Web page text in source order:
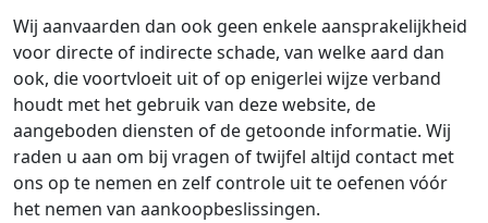
Wij aanvaarden dan ook geen enkele aansprakelijkheid
voor directe of indirecte schade, van welke aard dan
ook, die voortvloeit uit of op enigerlei wijze verband
houdt met het gebruik van deze website, de
aangeboden diensten of de getoonde informatie. Wij
raden u aan om bij vragen of twijfel altijd contact met
ons op te nemen en zelf controle uit te oefenen vóór
het nemen van aankoopbeslissingen.